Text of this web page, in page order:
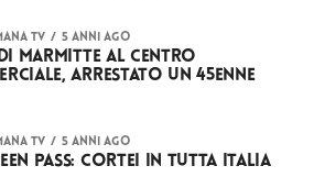
TV 5 anni ago
marmitte al centro
arrestato un 45enne
TV 5 anni ago
pass: Cortei in tutta Italia